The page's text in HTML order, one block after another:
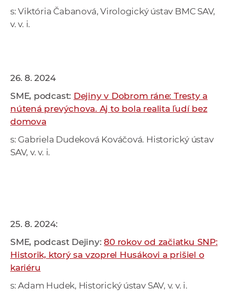
s: Viktória Čabanová, Virologický ústav BMC SAV,
v. v. i.
26. 8. 2024
SME, podcast: Dejiny v Dobrom ráne: Tresty a
nútená prevýchova. Aj to bola realita ľudí bez
domova
s: Gabriela Dudeková Kováčová. Historický ústav
SAV, v. v. i.
25. 8. 2024:
SME, podcast Dejiny:80 rokov od začiatku SNP:
Historik, ktorý sa vzoprel Husákovi a prišiel o
kariéru
s: Adam Hudek, Historický ústav SAV, v. v. i.